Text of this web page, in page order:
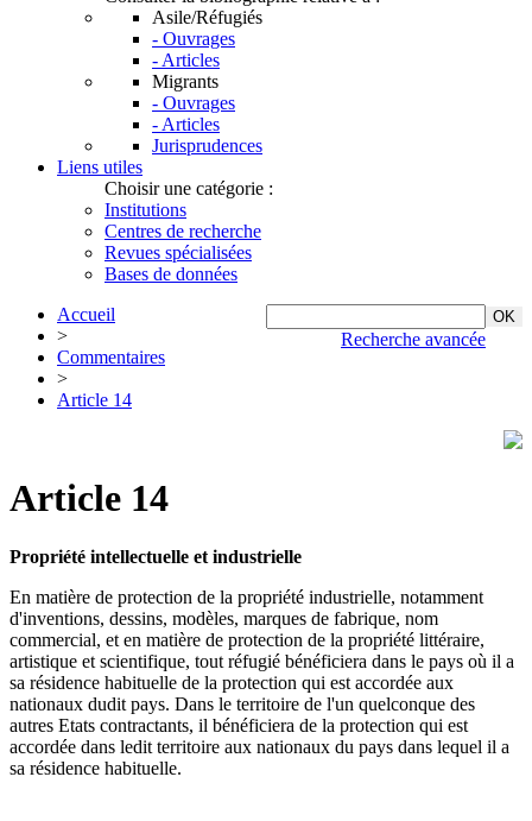
Asile/Réfugiés
- Ouvrages
- Articles
Migrants
- Ouvrages
- Articles
Jurisprudences
Liens utiles
Choisir une catégorie :
Institutions
Centres de recherche
Revues spécialisées
Bases de données
Recherche avancée
Accueil
>
Commentaires
>
Article 14
Article 14
Propriété intellectuelle et industrielle
En matière de protection de la propriété industrielle, notamment
d'inventions, dessins, modèles, marques de fabrique, nom
commercial, et en matière de protection de la propriété littéraire,
artistique et scientifique, tout réfugié bénéficiera dans le pays où il a
sa résidence habituelle de la protection qui est accordée aux
nationaux dudit pays. Dans le territoire de l'un quelconque des
autres Etats contractants, il bénéficiera de la protection qui est
accordée dans ledit territoire aux nationaux du pays dans lequel il a
sa résidence habituelle.